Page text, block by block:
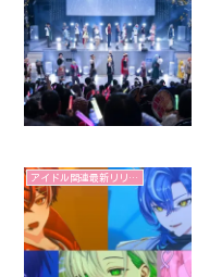
アイドル関連最新リリース